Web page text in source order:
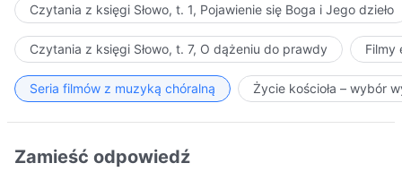
Czytania z księgi Słowo, t. 1, Pojawienie się Boga i Jego dzieło
Czytania z księgi Słowo, t. 7, O dążeniu do prawdy Filmy
Seria filmów z muzyką chóralną Życie kościoła – wybór
Zamieść odpowiedź